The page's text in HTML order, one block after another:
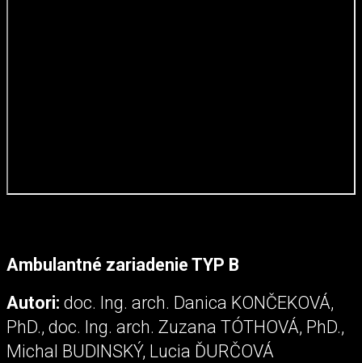
Ambulantné zariadenie TYP B
Autori: doc. Ing. arch. Danica KONČEKOVÁ,
PhD., doc. Ing. arch. Zuzana TÓTHOVÁ, PhD.,
Michal BUDINSKÝ, Lucia ĎURČOVÁ